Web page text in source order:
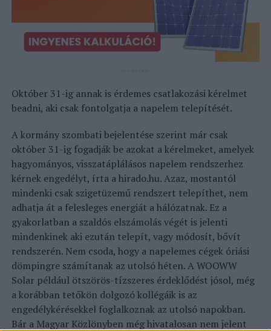
Október 31-ig annak is érdemes csatlakozási kérelmet
beadni, aki csak fontolgatja a napelem telepítését.
A kormány szombati bejelentése szerint már csak
október 31-ig fogadják be azokat a kérelmeket, amelyek
hagyományos, visszatáplálásos napelem rendszerhez
kérnek engedélyt, írta a hirado.hu. Azaz, mostantól
mindenki csak szigetüzemű rendszert telepíthet, nem
adhatja át a felesleges energiát a hálózatnak. Ez a
gyakorlatban a szaldós elszámolás végét is jelenti
mindenkinek aki ezután telepít, vagy módosít, bővít
rendszerén. Nem csoda, hogy a napelemes cégek óriási
dömpingre számítanak az utolsó héten. A WOOWW
Solar például ötszörös-tízszeres érdeklődést jósol, még
a korábban tetőkön dolgozó kollégáik is az
engedélykérésekkel foglalkoznak az utolsó napokban.
Bár a Magyar Közlönyben még hivatalosan nem jelent